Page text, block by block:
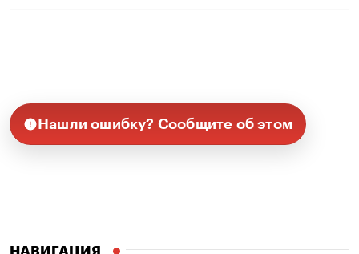
Нашли ошибку? Сообщите об этом
НАВИГАЦИЯ